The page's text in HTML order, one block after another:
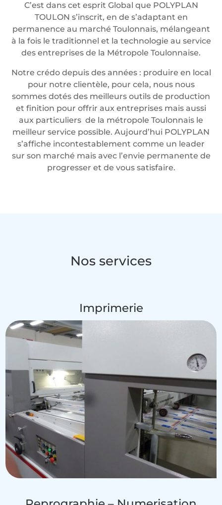
C’est dans cet esprit Global que POLYPLAN
TOULON s’inscrit, en de s’adaptant en
permanence au marché Toulonnais, mélangeant
à la fois le traditionnel et la technologie au service
des entreprises de la Métropole Toulonnaise.
Notre crédo depuis des années : produire en local
pour notre clientèle, pour cela, nous nous
sommes dotés des meilleurs outils de production
et finition pour offrir aux entreprises mais aussi
aux particuliers de la métropole Toulonnais le
meilleur service possible. Aujourd’hui POLYPLAN
s’affiche incontestablement comme un leader
sur son marché mais avec l’envie permanente de
progresser et de vous satisfaire.
Nos services
Imprimerie